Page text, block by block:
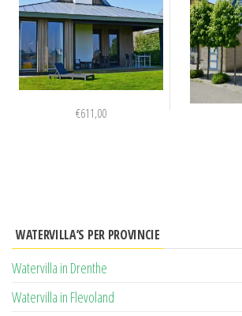
€611,00
WATERVILLA’S PER PROVINCIE
Watervilla in Drenthe
Watervilla in Flevoland